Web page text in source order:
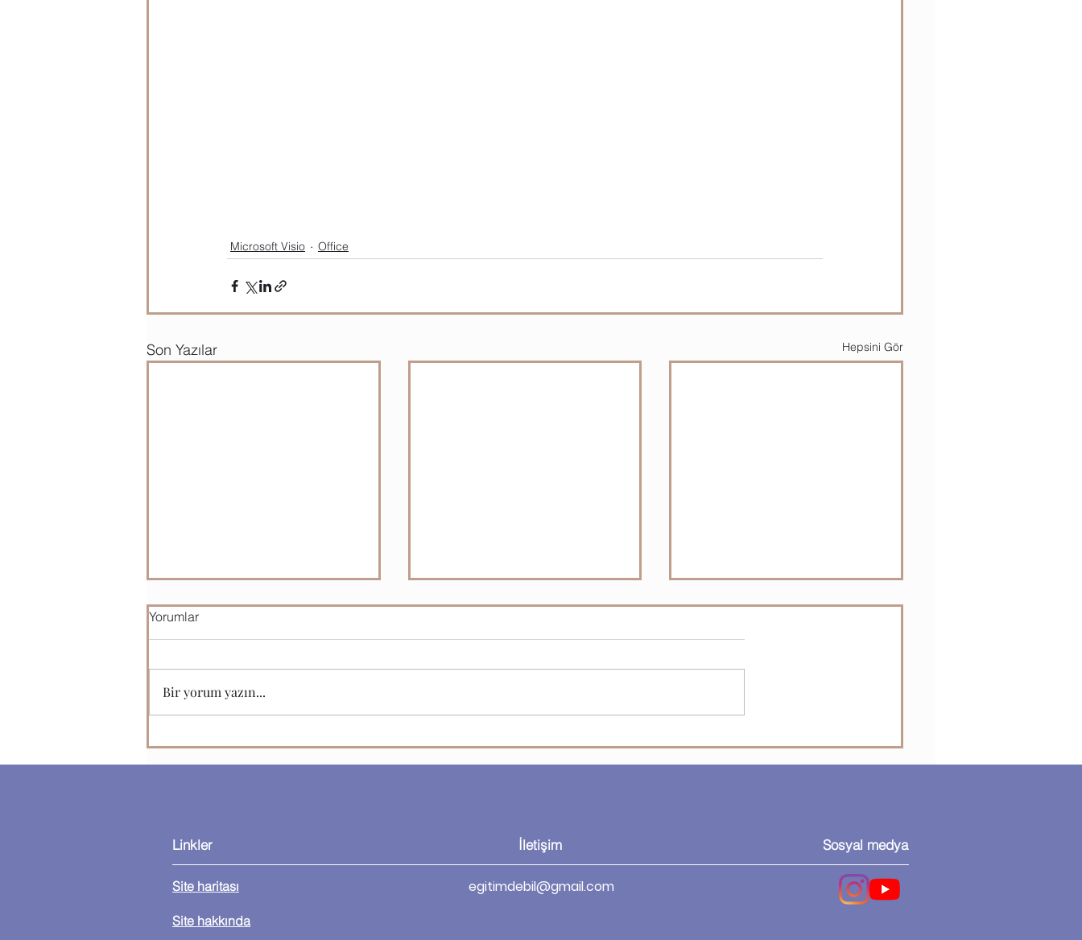
Microsoft Visio Office
Son Yazılar Hepsini Gör
şekilleri ekleme ve bağlama
seçme
Yorumlar
Bir yorum yazın...
Linkler İletişim Sosyal medya
Site haritası egitimdebil@gmail.com
Site hakkında